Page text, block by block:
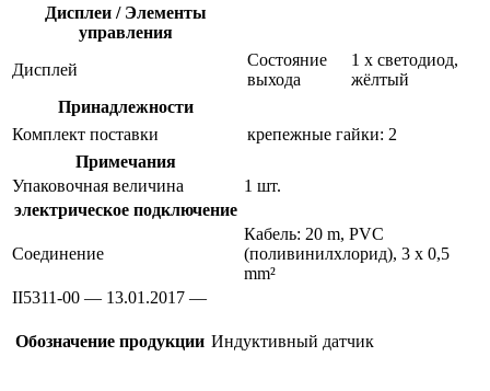
Дисплеи / Элементы
управления
Дисплей
Состояние
выхода
1 x светодиод,
жёлтый
Принадлежности
Комплект поставки
крепежные гайки: 2
Примечания
Упаковочная величина
1 шт.
электрическое подключение
Соединение
Кабель: 20 m, PVC
(поливинилхлорид), 3 x 0,5
mm²
II5311-00 — 13.01.2017 —
Обозначение продукции Индуктивный датчик